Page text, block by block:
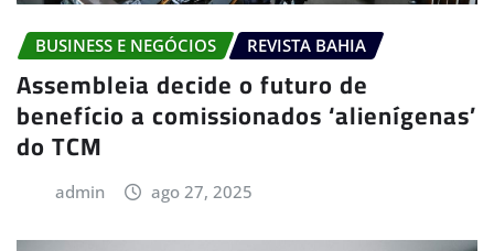
BUSINESS E NEGÓCIOS REVISTA BAHIA
Assembleia decide o futuro de
benefício a comissionados ‘alienígenas’
do TCM
admin ago 27, 2025